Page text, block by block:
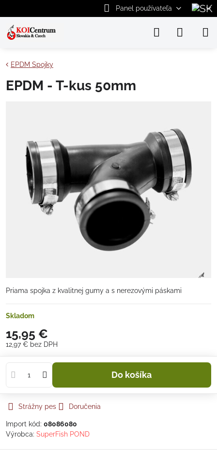
Panel používateľa
EPDM Spojky
EPDM - T-kus 50mm
Priama spojka z kvalitnej gumy a s nerezovými páskami
Skladom
15,95 €
12,97 € bez DPH
Do košíka
Strážny pes Doručenia
Import kód: 08086080
Výrobca: SuperFish POND